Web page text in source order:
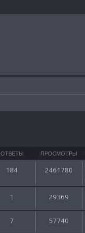
ОТВЕТЫ ПРОСМОТРЫ
184 2461780
1 29369
7 57740